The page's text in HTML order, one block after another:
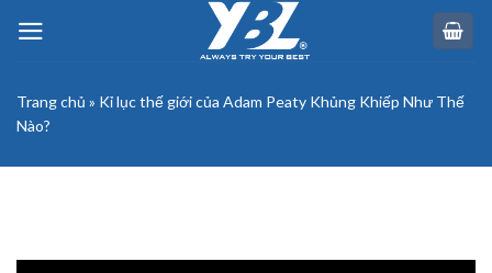
Trang chủ » Kỉ lục thế giới của Adam Peaty Khủng Khiếp Như Thế
Nào?